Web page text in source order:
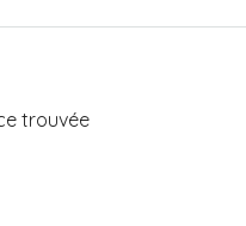
trouvée